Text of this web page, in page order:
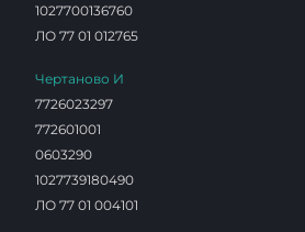
1027700136760
ЛО 77 01 012765
Чертаново И
7726023297
772601001
0603290
1027739180490
ЛО 77 01 004101